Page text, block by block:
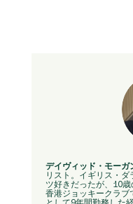
デイヴィッド・モーガ
リスト。イギリス・
ツ好きだったが、10歳
香港ジョッキークラブ